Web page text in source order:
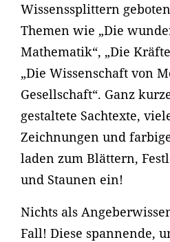
Wissenssplittern
Themen wie „Die
Mathematik“, „Die
„Die Wissenschaft von
Gesellschaft“. Ganz
gestaltete Sachtexte,
Zeichnungen und
laden zum Blättern,
und Staunen ein!
Nichts als
Fall! Diese spannende,